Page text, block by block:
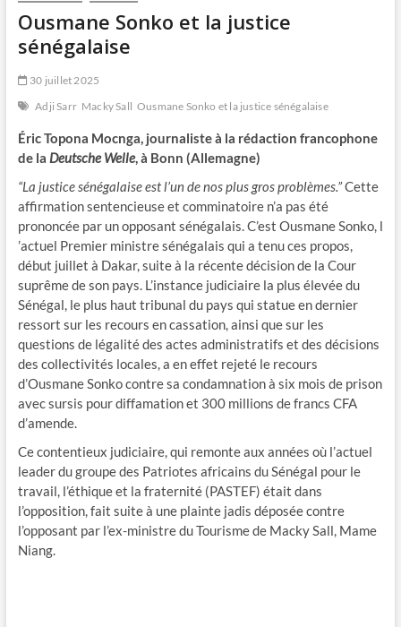
Ousmane Sonko et la justice
sénégalaise
30 juillet 2025
Adji Sarr Macky Sall Ousmane Sonko et la justice sénégalaise
Éric Topona Mocnga, journaliste à la rédaction francophone
de la Deutsche Welle, à Bonn (Allemagne)
“La justice sénégalaise est l’un de nos plus gros problèmes.”Cette
affirmation sentencieuse et comminatoire n’a pas été
prononcée par ​un opposant sénégalais. C’est Ousmane Sonko, l​
’actuel Premier ​ministre ​sénégalais qui ​a tenu ces propos,
début juillet à Dakar, suite à la récente décision de la Cour
suprême d​e son pays. ​L’instance judiciaire la plus élevée​ du
Sénégal, le plus haut tribunal du pays ​q​ui statue en dernier
ressort sur les recours en cassation, ainsi que sur les
questions de légalité des actes administratifs et des décisions
des collectivités locales, ​a​ en effet rejeté ​le recours ​
d’Ousmane Sonko contre sa condamnation à six mois de prison
avec sursis pour diffamation et 300 millions de francs CFA
d’amende.
Ce contentieux judiciaire, qui remonte aux années où l’actuel
leader du groupe des ​Patriotes africains du Sénégal pour le
travail, l’éthique et la fraternité​ (PASTEF​) était dans
l’opposition, fait suite à une plainte jadis déposée contre
l’opposant par l’ex-ministre du Tourisme de Macky Sall, Mame
Niang.